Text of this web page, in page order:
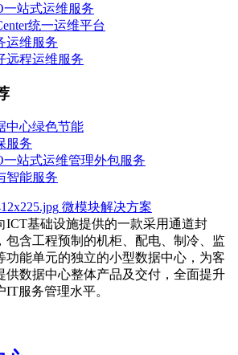
一站式运维服务
统一运维平台
运维服务
远程运维服务
中心绿色节能
服务
一站式运维管理外包服务
智能服务
微模块解决方案
ICT基础设施提供的一款采用通道封
包含工程预制的机柜、配电、制冷、监
功能单元的独立的小型数据中心，为客
供数据中心整体产品及交付，全面提升
IT服务管理水平。